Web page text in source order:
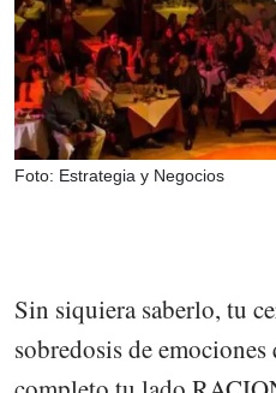
Foto: Estrategia y Negocios
Sin siquiera saberlo, tu
sobredosis de